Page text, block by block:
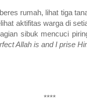
rumah, lihat tiga
aktifitas warga di
sibuk mencuci
Allah is and I prise
****